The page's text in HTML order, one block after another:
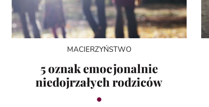
MACIERZYŃSTWO
5 oznak emocjonalnie
niedojrzałych rodziców